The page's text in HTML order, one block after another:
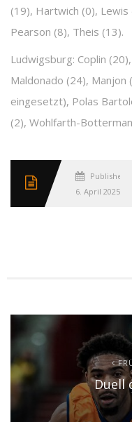
(19), Hartwich (0),
Pearson (8), Theis (13).
Ludwigsburg: Coplin
Maldonado (24), Manjon
eingesetzt), Polas
(2), Wohlfarth-
Published
6. April 2025
Duell